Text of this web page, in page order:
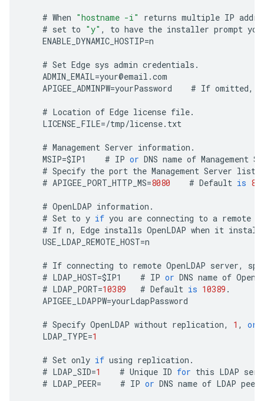
# When "hostname -i" returns multiple IP
# set to "y" , to have the installer prompt you
ENABLE_DYNAMIC_HOSTIP=n
# Set Edge sys admin credentials .
ADMIN_EMAIL=your@email .com
APIGEE_ADMINPW=yourPassword # If omitted,
# Location of Edge license file.
LICENSE_FILE=/tmp/license. txt
# Management Server information .
MSIP=$IP1 # IP or DNS name of Management
# Specify the port the Management Server
# APIGEE_PORT_HTTP_MS=8080 # Default is
# OpenLDAP information .
# Set to y if you are connecting to a remote
# If n, Edge installs OpenLDAP when it
USE_LDAP_REMOTE_HOST=n
# If connecting to remote OpenLDAP server,
# LDAP_HOST=$IP1 # IP or DNS name of
# LDAP_PORT=10389 # Default is 10389 .
APIGEE_LDAPPW=yourLdapPassword
# Specify OpenLDAP without replication, 1 , or
LDAP_TYPE=1
# Set only if using replication .
# LDAP_SID=1 # Unique ID for this LDAP
# LDAP_PEER= # IP or DNS name of LDAP peer